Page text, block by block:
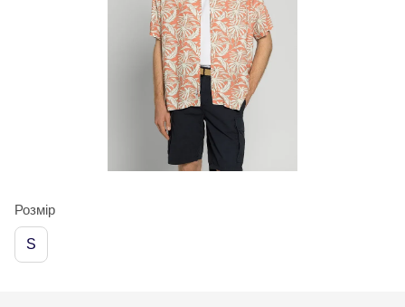
Розмір
S